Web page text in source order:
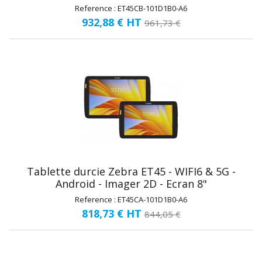
Reference : ET45CB-101D1B0-A6
932,88 € HT 961,73 €
Tablette durcie Zebra ET45 - WIFI6 & 5G -
Android - Imager 2D - Ecran 8"
Reference : ET45CA-101D1B0-A6
818,73 € HT 844,05 €